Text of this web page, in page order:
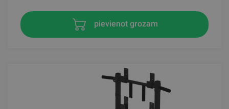
pievienot grozam